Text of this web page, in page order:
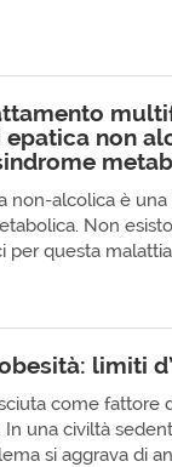
non
non-alcolica è
Non
per questa malattia
limiti
come fattore
una civiltà
si aggrava di